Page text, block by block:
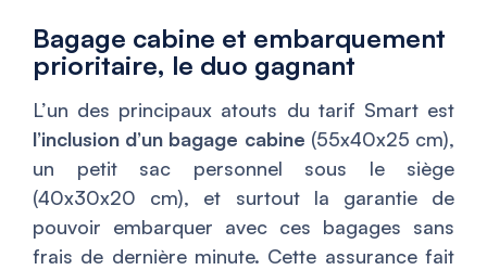
Bagage cabine et embarquement
prioritaire, le duo gagnant
L’un des principaux atouts du tarif Smart est
l’inclusion d’un bagage cabine (55x40x25 cm),
un petit sac personnel sous le siège
(40x30x20 cm), et surtout la garantie de
pouvoir embarquer avec ces bagages sans
frais de dernière minute. Cette assurance fait